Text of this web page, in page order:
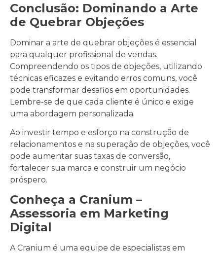
Conclusão: Dominando a Arte
de Quebrar Objeções
Dominar a arte de quebrar objeções é essencial
para qualquer profissional de vendas.
Compreendendo os tipos de objeções, utilizando
técnicas eficazes e evitando erros comuns, você
pode transformar desafios em oportunidades.
Lembre-se de que cada cliente é único e exige
uma abordagem personalizada.
Ao investir tempo e esforço na construção de
relacionamentos e na superação de objeções, você
pode aumentar suas taxas de conversão,
fortalecer sua marca e construir um negócio
próspero.
Conheça a Cranium –
Assessoria em Marketing
Digital
A Cranium é uma equipe de especialistas em